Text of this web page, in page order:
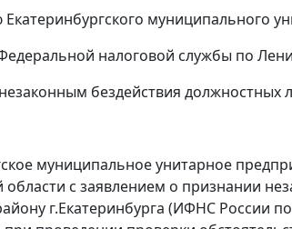
муниципального
налоговой службы по
бездействия должностных
муниципальное унитарное
области с заявлением о признании
г.Екатеринбурга (ИФНС России